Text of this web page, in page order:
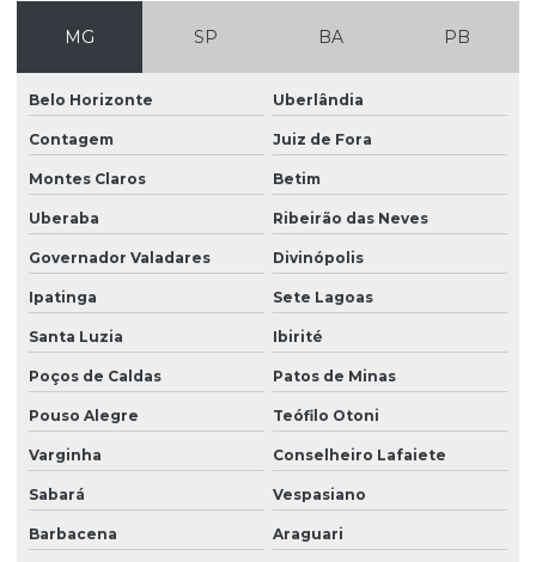
Distribuidor de grama esmeralda em são paulo
Distribuidor de grama santo agostinho
Distribuidor de grama santo agostinho em são paulo
Distribuidor de grama são carlos
Distribuidor de grama são carlos em paraná
Distribuidor de grama são carlos em são paulo
Distribuidor de leiva de grama em sp
Distribuidor de plantio de grama
Distribuidor de plantio de grama em paraná
Distribuidor de plantio de grama em são paulo
Empreiteira de plantio de grama esmeralda em sp
MG SP BA PB
Belo Horizonte Uberlândia
Contagem Juiz de Fora
Montes Claros Betim
Uberaba Ribeirão das Neves
Governador Valadares Divinópolis
Ipatinga Sete Lagoas
Santa Luzia Ibirité
Poços de Caldas Patos de Minas
Pouso Alegre Teófilo Otoni
Varginha Conselheiro Lafaiete
Sabará Vespasiano
Barbacena Araguari